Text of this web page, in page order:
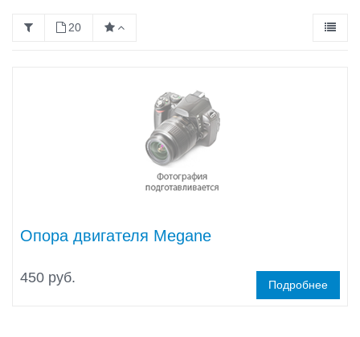
20
Опора двигателя Megane
450 руб. Подробнее